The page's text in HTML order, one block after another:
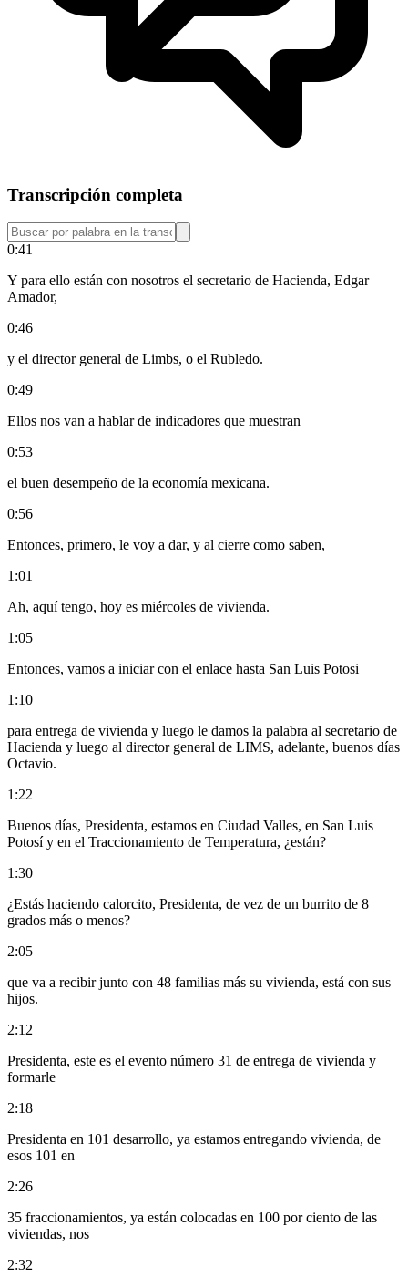
Transcripción completa
0:41
Y para ello están con nosotros el secretario de Hacienda, Edgar
Amador,
0:46
y el director general de Limbs, o el Rubledo.
0:49
Ellos nos van a hablar de indicadores que muestran
0:53
el buen desempeño de la economía mexicana.
0:56
Entonces, primero, le voy a dar, y al cierre como saben,
1:01
Ah, aquí tengo, hoy es miércoles de vivienda.
1:05
Entonces, vamos a iniciar con el enlace hasta San Luis Potosi
1:10
para entrega de vivienda y luego le damos la palabra al secretario de
Hacienda y luego al director general de LIMS, adelante, buenos días
Octavio.
1:22
Buenos días, Presidenta, estamos en Ciudad Valles, en San Luis
Potosí y en el Traccionamiento de Temperatura, ¿están?
1:30
¿Estás haciendo calorcito, Presidenta, de vez de un burrito de 8
grados más o menos?
2:05
que va a recibir junto con 48 familias más su vivienda, está con sus
hijos.
2:12
Presidenta, este es el evento número 31 de entrega de vivienda y
formarle
2:18
Presidenta en 101 desarrollo, ya estamos entregando vivienda, de
esos 101 en
2:26
35 fraccionamientos, ya están colocadas en 100 por ciento de las
viviendas, nos
2:32